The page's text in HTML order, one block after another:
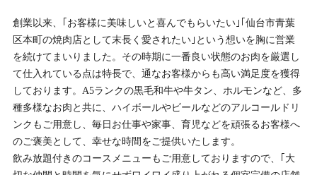
創業以来、｢お客様に美味しいと喜んでもらいたい｣｢仙台市青葉
区本町の焼肉店として末長く愛されたい｣という想いを胸に営業
を続けてまいりました。その時期に一番良い状態のお肉を厳選し
て仕入れている点は特長で、通なお客様からも高い満足度を獲得
しております。A5ランクの黒毛和牛や牛タン、ホルモンなど、多
種多様なお肉と共に、ハイボールやビールなどのアルコールドリ
ンクもご用意し、毎日お仕事や家事、育児などを頑張るお客様へ
のご褒美として、幸せな時間をご提供いたします。
飲み放題付きのコースメニューもご用意しておりますので、｢大